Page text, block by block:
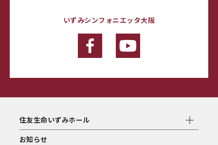
いずみシンフォニエッタ大阪
住友生命いずみホール
お知らせ